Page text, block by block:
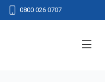
0800 026 0707